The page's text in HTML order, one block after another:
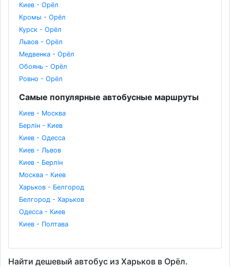
Киев - Орёл
Кромы - Орёл
Курск - Орёл
Львов - Орёл
Медвенка - Орёл
Обоянь - Орёл
Ровно - Орёл
Самые популярные автобусные маршруты
Киев - Москва
Берлін - Киев
Киев - Одесса
Киев - Львов
Киев - Берлін
Москва - Киев
Харьков - Белгород
Белгород - Харьков
Одесса - Киев
Киев - Полтава
Найти дешевый автобус из Харьков в Орёл.